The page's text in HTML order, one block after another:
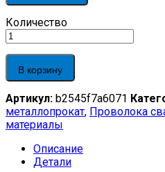
Пруток
присадочный
ф2,4
(AISI
308LSi,
Tigrod
16,12,
1000
ESAB,
пачка
Количество
В корзину
Артикул: b2545f7a6071
металлопрокат, Проволока
материалы
Описание
Детали